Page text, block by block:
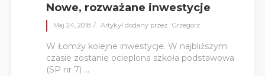
Nowe, rozważane inwestycje
Maj 24, 2018 Artykył dodany przez : Grzegorz
W Łomży kolejne inwestycje. W najbliższym
czasie zostanie ocieplona szkoła podstawowa
(SP nr 7) ...